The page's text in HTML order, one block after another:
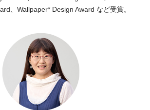
、Wallpaper* Design Award など受賞。